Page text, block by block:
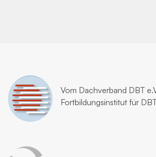
Vom Dachverband DBT
Fortbildungsinstitut für